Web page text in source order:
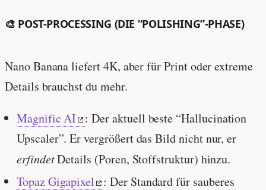
🎨 POST-PROCESSING (DIE “POLISHING”-PHASE)
Nano Banana liefert 4K, aber für Print oder extreme
Details brauchst du mehr.
Magnific AI
: Der aktuell beste “Hallucination
Upscaler”. Er vergrößert das Bild nicht nur, er
erfindetDetails (Poren, Stoffstruktur) hinzu.
Topaz Gigapixel
: Der Standard für sauberes